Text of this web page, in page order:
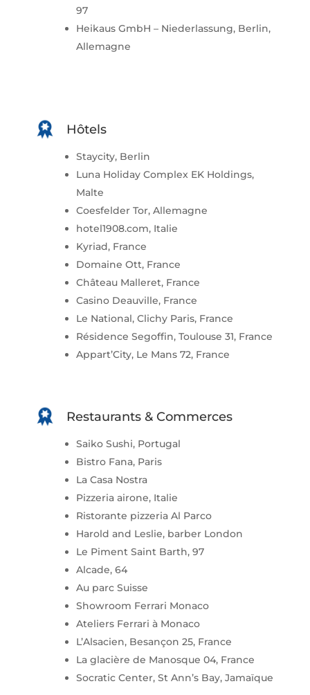
97
Heikaus GmbH – Niederlassung, Berlin,
Allemagne
Hôtels
Staycity, Berlin
Luna Holiday Complex EK Holdings,
Malte
Coesfelder Tor, Allemagne
hotel1908.com, Italie
Kyriad, France
Domaine Ott, France
Château Malleret, France
Casino Deauville, France
Le National, Clichy Paris, France
Résidence Segoffin, Toulouse 31, France
Appart’City, Le Mans 72, France
Restaurants & Commerces
Saiko Sushi, Portugal
Bistro Fana, Paris
La Casa Nostra
Pizzeria airone, Italie
Ristorante pizzeria Al Parco
Harold and Leslie, barber London
Le Piment Saint Barth, 97
Alcade, 64
Au parc Suisse
Showroom Ferrari Monaco
Ateliers Ferrari à Monaco
L’Alsacien, Besançon 25, France
La glacière de Manosque 04, France
Socratic Center, St Ann’s Bay, Jamaïque